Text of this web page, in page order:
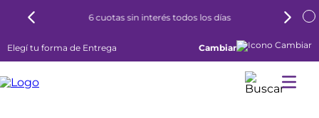
6 cuotas sin interés todos los días
Elegí tu forma de Entrega Cambiar